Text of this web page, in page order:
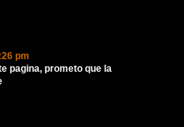
pm
pagina, prometo que la